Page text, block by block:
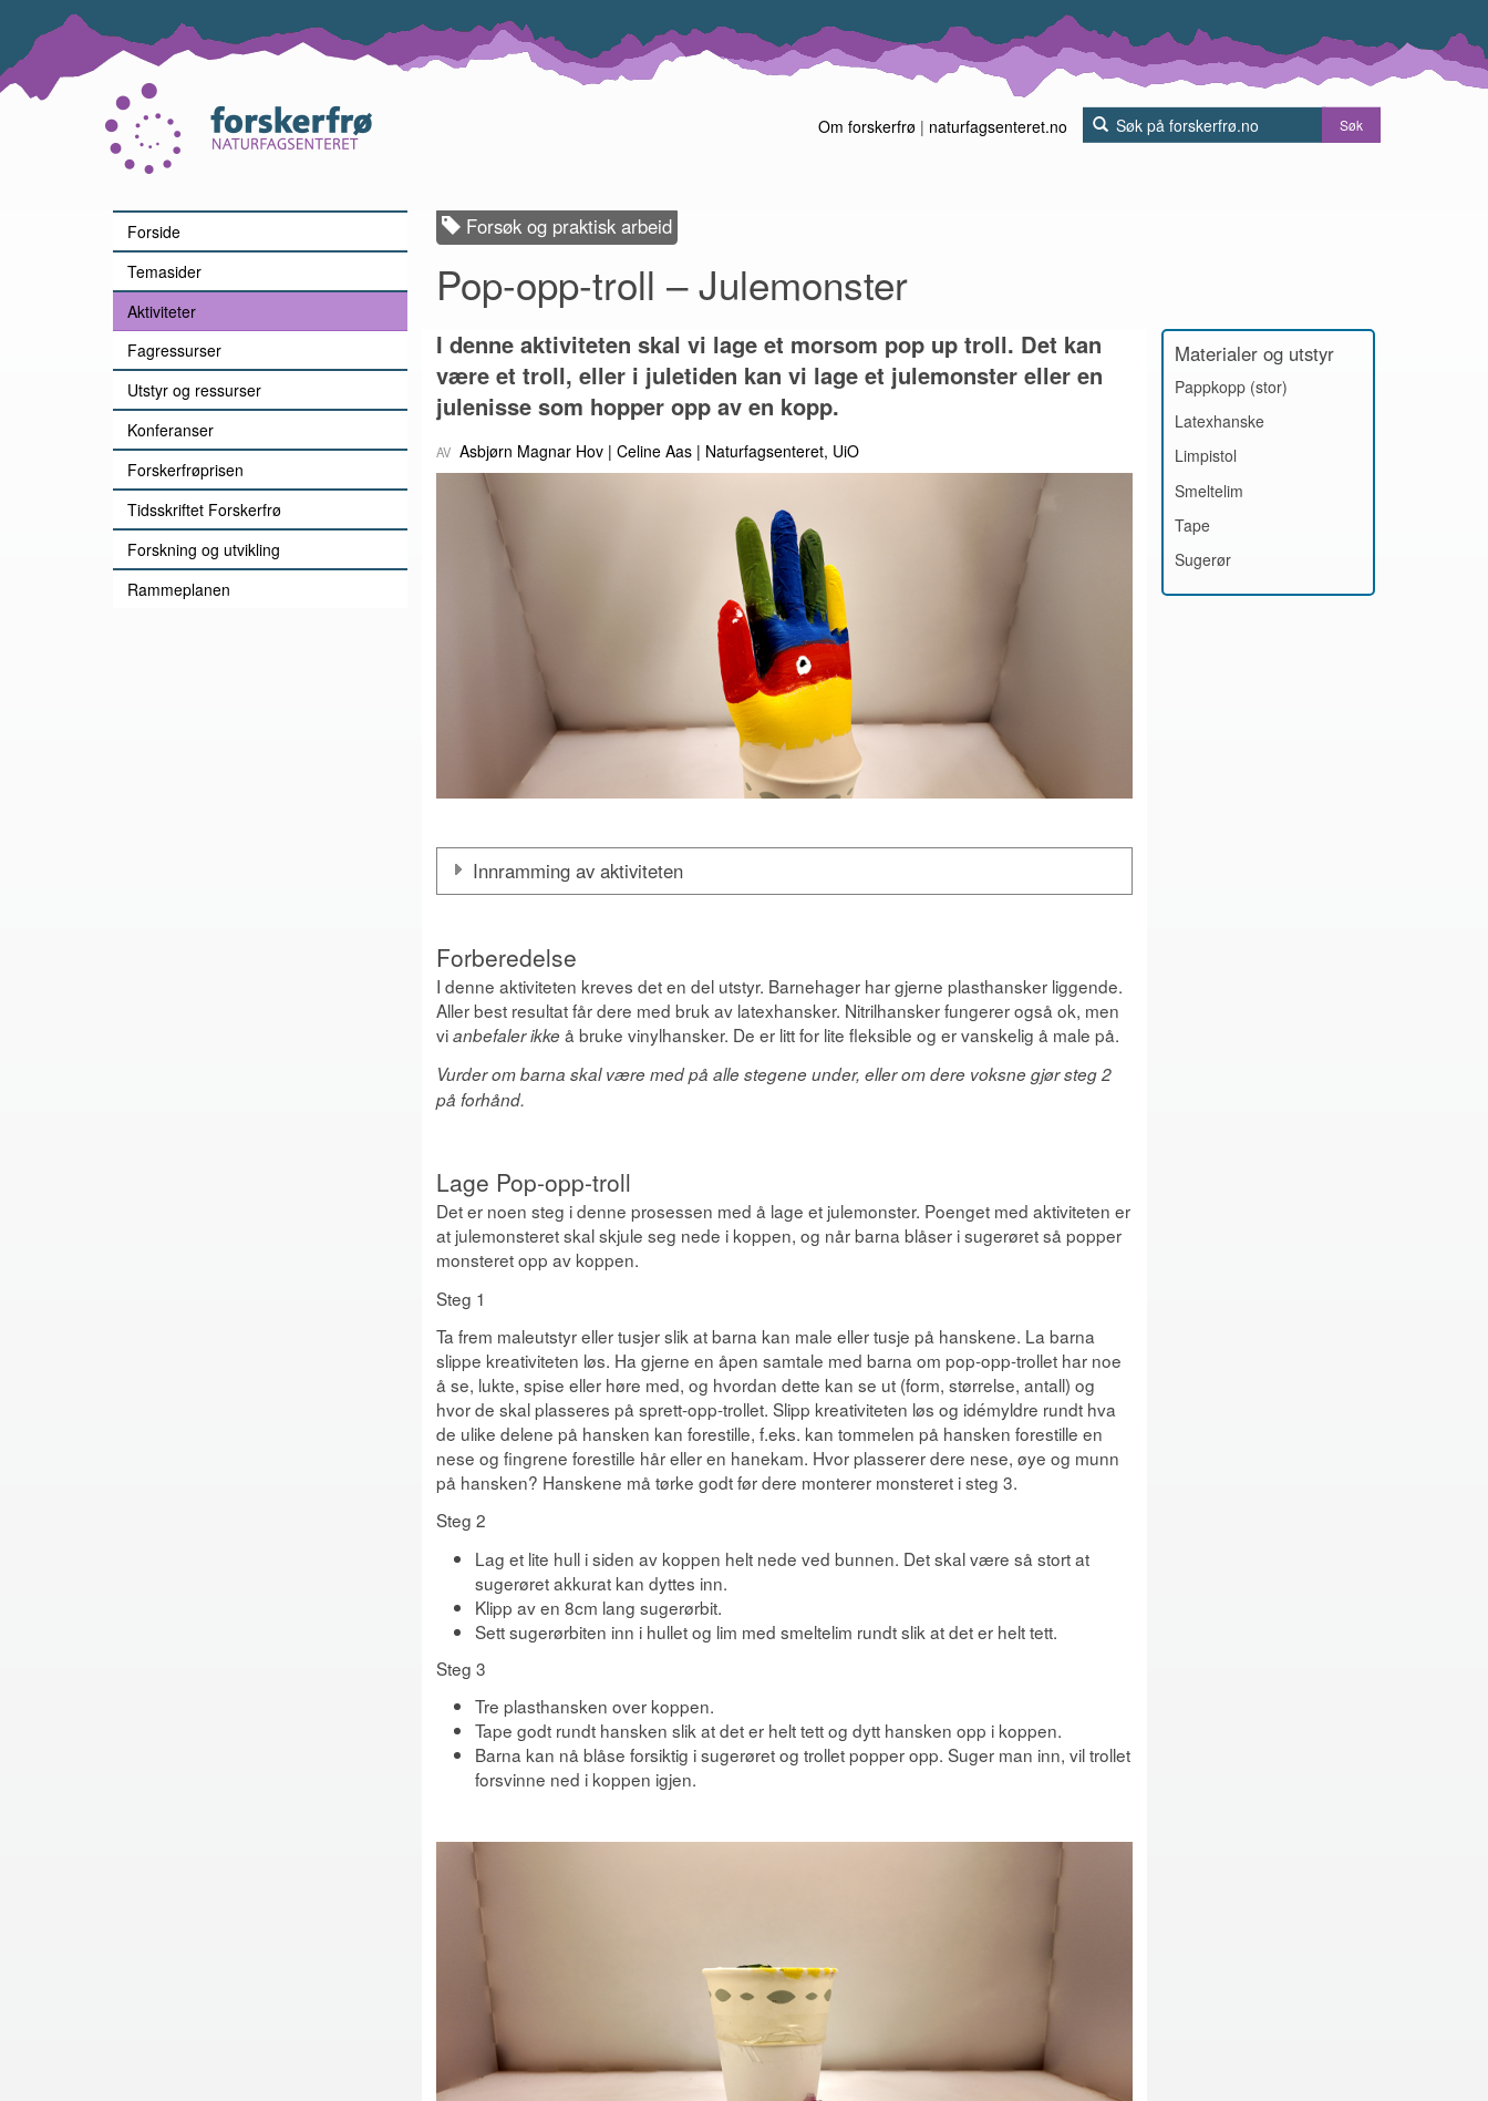
forsiden
Søk
Om forskerfrø | naturfagsenteret.no
Forside
Temasider
Aktiviteter
Fagressurser
Utstyr og ressurser
Konferanser
Forskerfrøprisen
Tidsskriftet Forskerfrø
Forskning og utvikling
Rammeplanen
Forsøk og praktisk arbeid
Pop-opp-troll – Julemonster
I denne aktiviteten skal vi lage et morsom pop up troll. Det kan
være et troll, eller i juletiden kan vi lage et julemonster eller en
julenisse som hopper opp av en kopp.
Asbjørn Magnar Hov Celine Aas Naturfagsenteret, UiO
Innramming av aktiviteten
Forberedelse
I denne aktiviteten kreves det en del utstyr. Barnehager har gjerne plasthansker liggende.
Aller best resultat får dere med bruk av latexhansker. Nitrilhansker fungerer også ok, men
vianbefaler ikke å bruke vinylhansker. De er litt for lite fleksible og er vanskelig å male på.
Vurder om barna skal være med på alle stegene under, eller om dere voksne gjør steg 2
på forhånd.
Lage Pop-opp-troll
Det er noen steg i denne prosessen med å lage et julemonster. Poenget med aktiviteten er
at julemonsteret skal skjule seg nede i koppen, og når barna blåser i sugerøret så popper
monsteret opp av koppen.
Steg 1
Ta frem maleutstyr eller tusjer slik at barna kan male eller tusje på hanskene. La barna
slippe kreativiteten løs. Ha gjerne en åpen samtale med barna om pop-opp-trollet har noe
å se, lukte, spise eller høre med, og hvordan dette kan se ut (form, størrelse, antall) og
hvor de skal plasseres på sprett-opp-trollet. Slipp kreativiteten løs og idémyldre rundt hva
de ulike delene på hansken kan forestille, f.eks. kan tommelen på hansken forestille en
nese og fingrene forestille hår eller en hanekam. Hvor plasserer dere nese, øye og munn
på hansken? Hanskene må tørke godt før dere monterer monsteret i steg 3.
Steg 2
Lag et lite hull i siden av koppen helt nede ved bunnen. Det skal være så stort at
sugerøret akkurat kan dyttes inn.
Klipp av en 8cm lang sugerørbit.
Sett sugerørbiten inn i hullet og lim med smeltelim rundt slik at det er helt tett.
Steg 3
Tre plasthansken over koppen.
Tape godt rundt hansken slik at det er helt tett og dytt hansken opp i koppen.
Barna kan nå blåse forsiktig i sugerøret og trollet popper opp. Suger man inn, vil trollet
forsvinne ned i koppen igjen.
Materialer og utstyr
Pappkopp (stor)
Latexhanske
Limpistol
Smeltelim
Tape
Sugerør